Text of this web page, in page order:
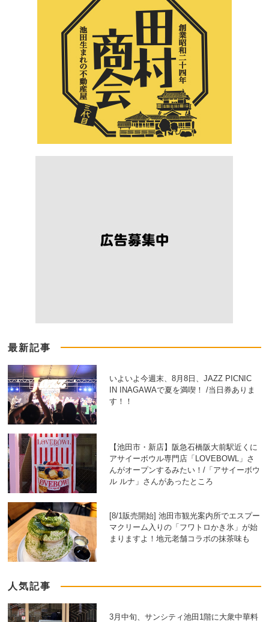
最新記事
いよいよ今週末、8月8日、JAZZ PICNIC
IN INAGAWAで夏を満喫！ /当日券ありま
す！！
【池田市・新店】阪急石橋阪大前駅近くに
アサイーボウル専門店「LOVEBOWL」さ
んがオープンするみたい！/「アサイーボウ
ル ルナ」さんがあったところ
[8/1販売開始] 池田市観光案内所でエスプー
マクリーム入りの「フワトロかき氷」が始
まりますよ！地元老舗コラボの抹茶味も
人気記事
3月中旬、サンシティ池田1階に大衆中華料